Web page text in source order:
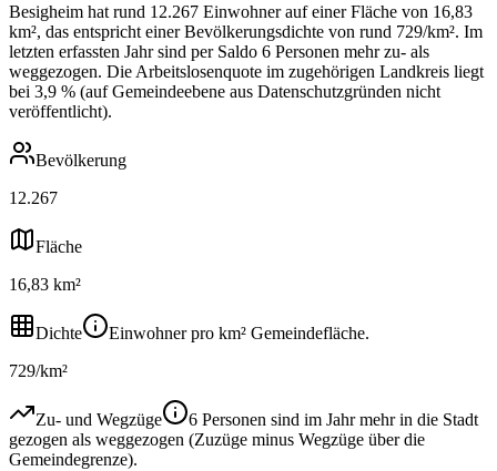
Besigheim hat rund 12.267 Einwohner auf einer Fläche von 16,83
km², das entspricht einer Bevölkerungsdichte von rund 729/km². Im
letzten erfassten Jahr sind per Saldo 6 Personen mehr zu- als
weggezogen. Die Arbeitslosenquote im zugehörigen Landkreis liegt
bei 3,9 % (auf Gemeindeebene aus Datenschutzgründen nicht
veröffentlicht).
Bevölkerung
12.267
Fläche
16,83 km²
Dichte
Einwohner pro km² Gemeindefläche.
729/km²
Zu- und Wegzüge
6 Personen sind im Jahr mehr in die Stadt
gezogen als weggezogen (Zuzüge minus Wegzüge über die
Gemeindegrenze).